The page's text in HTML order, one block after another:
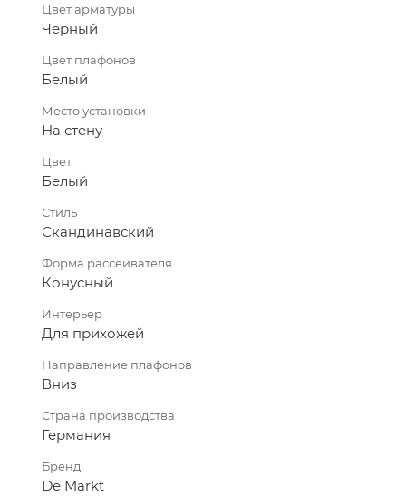
Цвет арматуры
Черный
Цвет плафонов
Белый
Место установки
На стену
Цвет
Белый
Стиль
Скандинавский
Форма рассеивателя
Конусный
Интерьер
Для прихожей
Направление плафонов
Вниз
Страна производства
Германия
Бренд
De Markt